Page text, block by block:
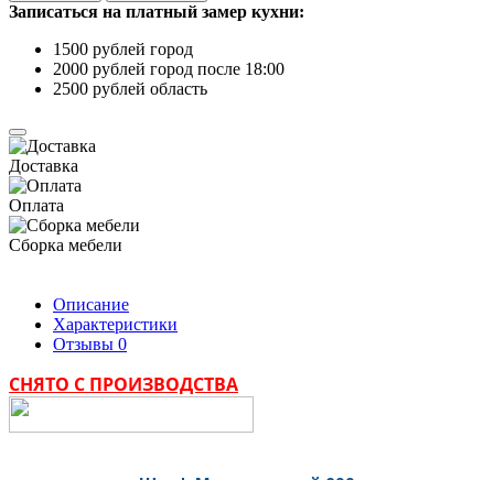
Записаться на платный замер кухни:
1500 рублей город
2000 рублей город после 18:00
2500 рублей область
Доставка
Оплата
Сборка мебели
Описание
Характеристики
Отзывы 0
СНЯТО С ПРОИЗВОДСТВА